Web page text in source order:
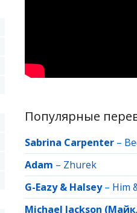
Популярные
Sabrina Carpenter –
Adam – Zhurek
G-Eazy & Halsey– Him
Michael Jackson